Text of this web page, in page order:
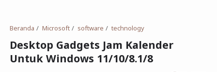
Beranda Microsoft software technology
Desktop Gadgets Jam Kalender
Untuk Windows 11/10/8.1/8